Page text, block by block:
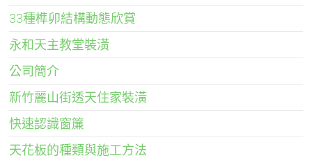
33種榫卯結構動態欣賞
永和天主教堂裝潢
公司簡介
新竹麗山街透天住家裝潢
快速認識窗簾
天花板的種類與施工方法